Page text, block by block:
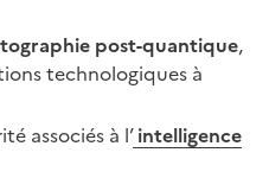
post-quantique,
technologiques à
associés à l’ intelligence